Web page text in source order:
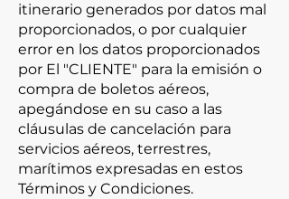
itinerario generados por datos mal
proporcionados, o por cualquier
error en los datos proporcionados
por El "CLIENTE" para la emisión o
compra de boletos aéreos,
apegándose en su caso a las
cláusulas de cancelación para
servicios aéreos, terrestres,
marítimos expresadas en estos
Términos y Condiciones.